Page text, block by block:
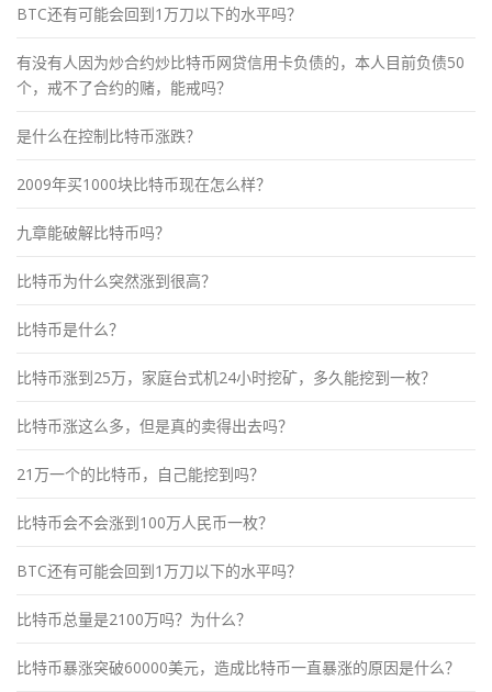
BTC还有可能会回到1万刀以下的水平吗？
有没有人因为炒合约炒比特币网贷信用卡负债的，本人目前负债50
个，戒不了合约的赌，能戒吗？
是什么在控制比特币涨跌？
2009年买1000块比特币现在怎么样？
九章能破解比特币吗？
比特币为什么突然涨到很高？
比特币是什么？
比特币涨到25万，家庭台式机24小时挖矿，多久能挖到一枚？
比特币涨这么多，但是真的卖得出去吗？
21万一个的比特币，自己能挖到吗？
比特币会不会涨到100万人民币一枚？
BTC还有可能会回到1万刀以下的水平吗？
比特币总量是2100万吗？为什么？
比特币暴涨突破60000美元，造成比特币一直暴涨的原因是什么？